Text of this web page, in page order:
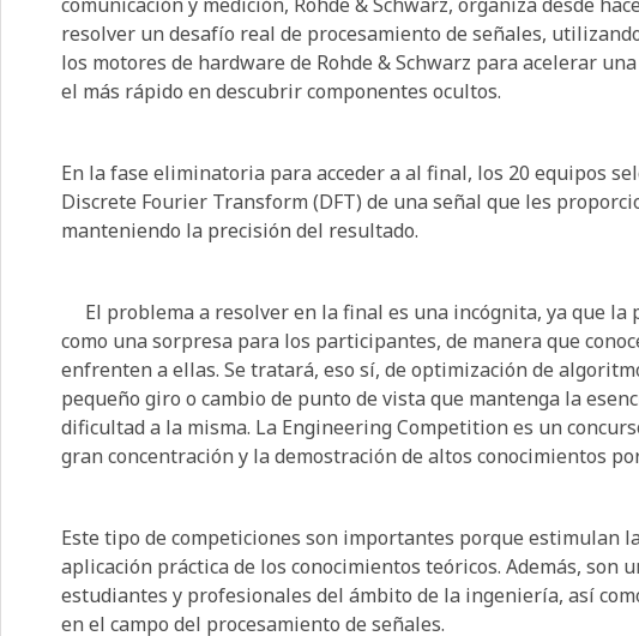
resolver un desafío real de procesamiento de señales,
los motores de hardware de Rohde & Schwarz para acelerar
el más rápido en descubrir componentes ocultos.
En la fase eliminatoria para acceder a al final, los 20 equipos
Discrete Fourier Transform (DFT) de una señal que les
manteniendo la precisión del resultado.
El problema a resolver en la final es una incógnita, ya que la
como una sorpresa para los participantes, de manera que
enfrenten a ellas. Se tratará, eso sí, de optimización de
pequeño giro o cambio de punto de vista que mantenga la
dificultad a la misma. La Engineering Competition es un
gran concentración y la demostración de altos conocimientos
Este tipo de competiciones son importantes porque estimulan
aplicación práctica de los conocimientos teóricos. Además, son
estudiantes y profesionales del ámbito de la ingeniería, así
en el campo del procesamiento de señales.